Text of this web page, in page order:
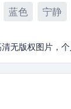
蓝色 宁静
无版权图片，